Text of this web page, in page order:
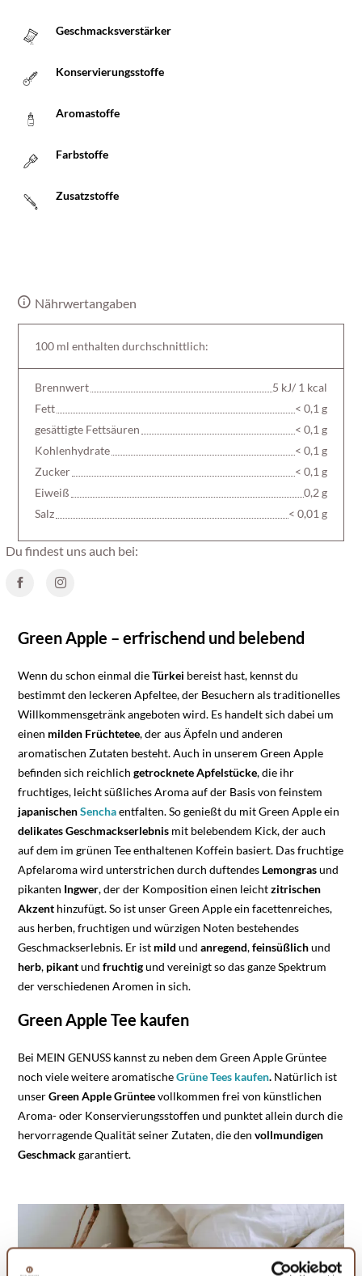
Green Apple – erfrischend und belebend
Wenn du schon einmal dieTürkei bereist hast, kennst du
bestimmt den leckeren Apfeltee, der Besuchern als traditionelles
Willkommensgetränk angeboten wird. Es handelt sich dabei um
einen milden Früchtetee, der aus Äpfeln und anderen
aromatischen Zutaten besteht. Auch in unserem Green Apple
befinden sich reichlichgetrocknete Apfelstücke, die ihr
fruchtiges, leicht süßliches Aroma auf der Basis von feinstem
japanischen Senchaentfalten. So genießt du mit Green Apple ein
delikates Geschmackserlebnis mit belebendem Kick, der auch
auf dem im grünen Tee enthaltenen Koffein basiert. Das fruchtige
Apfelaroma wird unterstrichen durch duftendes Lemongrasund
pikanten Ingwer, der der Komposition einen leichtzitrischen
Akzent hinzufügt. So ist unser Green Apple ein facettenreiches,
aus herben, fruchtigen und würzigen Noten bestehendes
Geschmackserlebnis. Er ist mild undanregend,feinsüßlichund
herb, pikantundfruchtigund vereinigt so das ganze Spektrum
der verschiedenen Aromen in sich.
Green Apple Tee kaufen
Bei MEIN GENUSS kannst zu neben dem Green Apple Grüntee
noch viele weitere aromatischeGrüne Tees kaufen. Natürlich ist
unserGreen Apple Grünteevollkommen frei von künstlichen
Aroma- oder Konservierungsstoffen und punktet allein durch die
hervorragende Qualität seiner Zutaten, die denvollmundigen
Geschmackgarantiert.
Geschmacksverstärker
Konservierungsstoffe
Aromastoffe
Farbstoffe
Zusatzstoffe
Nährwertangaben
100 ml enthalten durchschnittlich:
Brennwert
5 kJ/ 1 kcal
Fett
< 0,1 g
gesättigte Fettsäuren
< 0,1 g
Kohlenhydrate
< 0,1 g
Zucker
< 0,1 g
Eiweiß
0,2 g
Salz
< 0,01 g
Du findest uns auch bei: